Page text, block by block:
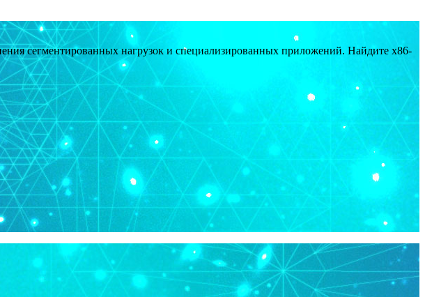
сегментированных нагрузок и специализированных приложений. Найдите x86-